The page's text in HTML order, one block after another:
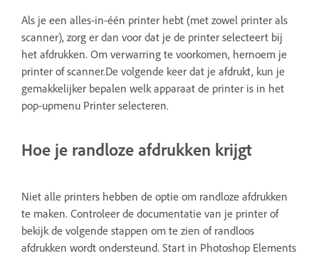
Als je een alles-in-één printer hebt (met zowel printer als
scanner), zorg er dan voor dat je de printer selecteert bij
het afdrukken. Om verwarring te voorkomen, hernoem je
printer of scanner.De volgende keer dat je afdrukt, kun je
gemakkelijker bepalen welk apparaat de printer is in het
pop-upmenu Printer selecteren.
Hoe je randloze afdrukken krijgt
Niet alle printers hebben de optie om randloze afdrukken
te maken. Controleer de documentatie van je printer of
bekijk de volgende stappen om te zien of randloos
afdrukken wordt ondersteund. Start in Photoshop Elements